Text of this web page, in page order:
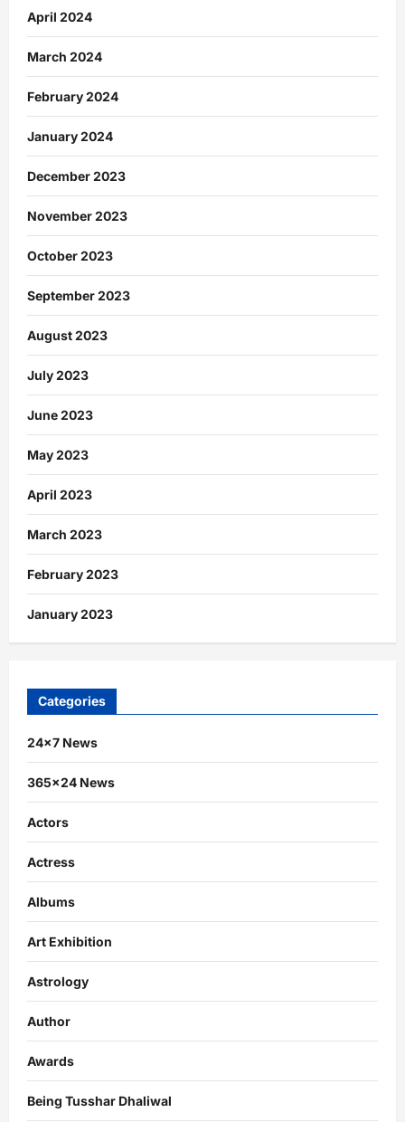
April 2024
March 2024
February 2024
January 2024
December 2023
November 2023
October 2023
September 2023
August 2023
July 2023
June 2023
May 2023
April 2023
March 2023
February 2023
January 2023
Categories
24×7 News
365×24 News
Actors
Actress
Albums
Art Exhibition
Astrology
Author
Awards
Being Tusshar Dhaliwal